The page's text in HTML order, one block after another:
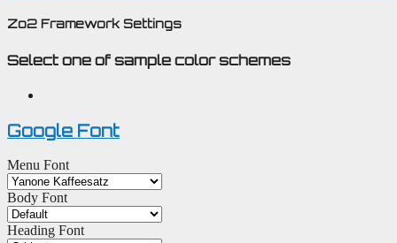
Zo2 Framework Settings
Select one of sample color schemes
Google Font
Menu Font
Body Font
Heading Font